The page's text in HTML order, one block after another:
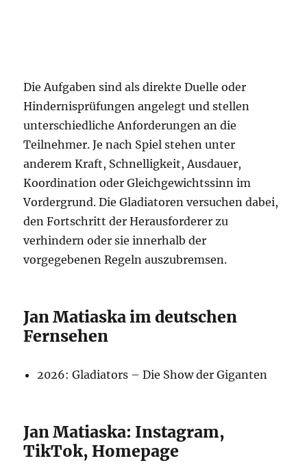
Die Aufgaben sind als direkte Duelle oder
Hindernisprüfungen angelegt und stellen
unterschiedliche Anforderungen an die
Teilnehmer. Je nach Spiel stehen unter
anderem Kraft, Schnelligkeit, Ausdauer,
Koordination oder Gleichgewichtssinn im
Vordergrund. Die Gladiatoren versuchen dabei,
den Fortschritt der Herausforderer zu
verhindern oder sie innerhalb der
vorgegebenen Regeln auszubremsen.
Jan Matiaska im deutschen
Fernsehen
2026: Gladiators – Die Show der Giganten
Jan Matiaska: Instagram,
TikTok, Homepage